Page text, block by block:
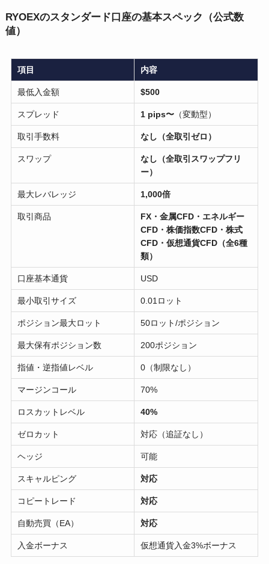
RYOEXのスタンダード口座の基本スペック（公式数
値）
項目 内容
最低入金額 $500
スプレッド 1 pips〜 （変動型）
取引手数料 なし（全取引ゼロ）
スワップ
なし（全取引スワップフリ
ー）
最大レバレッジ 1,000倍
取引商品
FX・金属CFD・エネルギー
CFD・株価指数CFD・株式
CFD・仮想通貨CFD（全6種
類）
口座基本通貨 USD
最小取引サイズ 0.01ロット
ポジション最大ロット 50ロット/ポジション
最大保有ポジション数 200ポジション
指値・逆指値レベル 0（制限なし）
マージンコール 70%
ロスカットレベル 40%
ゼロカット 対応（追証なし）
ヘッジ 可能
スキャルピング 対応
コピートレード 対応
自動売買（EA） 対応
入金ボーナス 仮想通貨入金3%ボーナス